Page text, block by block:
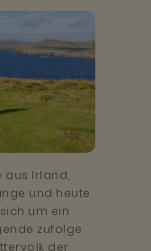
aus Irland,
und heute
um ein
zufolge
der